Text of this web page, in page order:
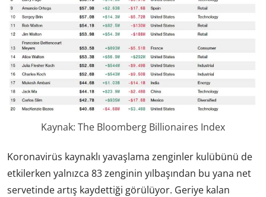
Kaynak: The Bloomberg Billionaires Index
Koronavirüs kaynaklı yavaşlama zenginler kulübünü de
etkilerken yalnızca 83 zenginin yılbaşından bu yana net
servetinde artış kaydettiği görülüyor. Geriye kalan